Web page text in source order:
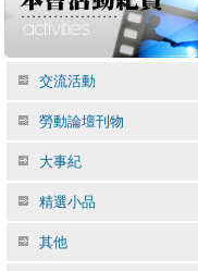
交流活動
勞動論壇刊物
大事紀
精選小品
其他